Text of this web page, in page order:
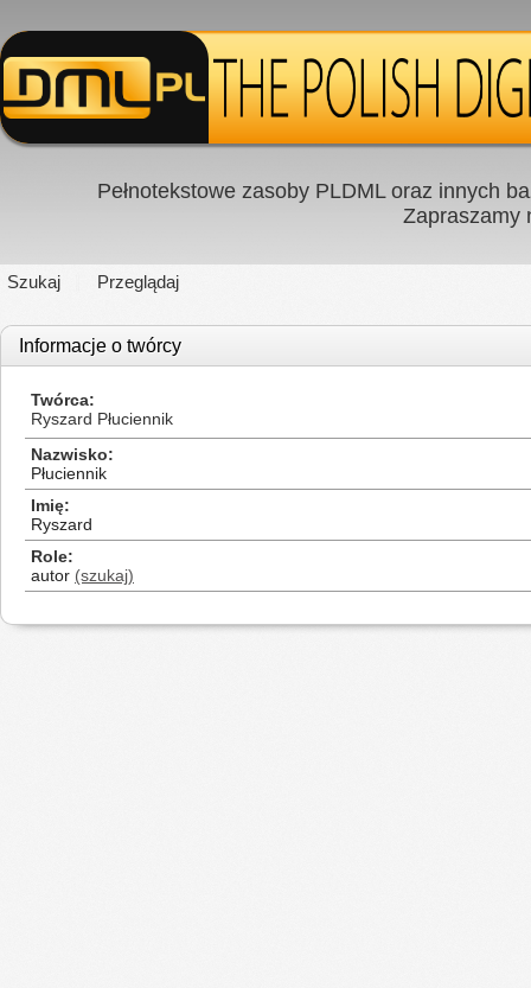
Pełnotekstowe zasoby PLDML oraz innych
Zapraszamy
Szukaj Przeglądaj
Informacje o twórcy
Twórca
Ryszard Płuciennik
Nazwisko
Płuciennik
Imię
Ryszard
Role
autor (szukaj)